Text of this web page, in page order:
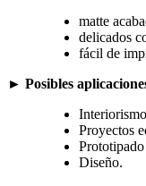
matte
delicados
fácil de
► Posibles
Proyectos
Diseño.